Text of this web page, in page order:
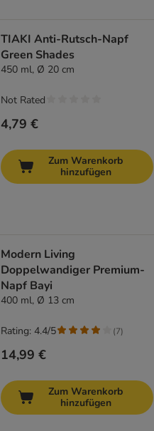
TIAKI Anti-Rutsch-Napf
Green Shades
450 ml, Ø 20 cm
4,79 €
Not Rated
Zum Warenkorb
hinzufügen
Modern Living
Doppelwandiger Premium-
Napf Bayi
400 ml, Ø 13 cm
14,99 €
Rating: 4.4/5 (7)
Zum Warenkorb
hinzufügen